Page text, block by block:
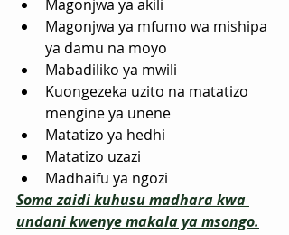
Magonjwa ya akili
Magonjwa ya mfumo wa mishipa
ya damu na moyo
Mabadiliko ya mwili
Kuongezeka uzito na matatizo
mengine ya unene
Matatizo ya hedhi
Matatizo uzazi
Madhaifu ya ngozi
Soma zaidi kuhusu madhara kwa
undani kwenye makala ya msongo.